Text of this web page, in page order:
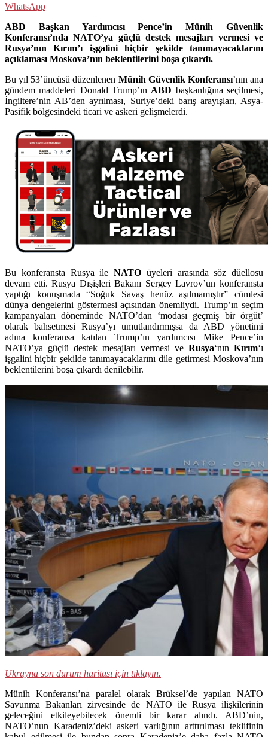
WhatsApp
ABD Başkan Yardımcısı Pence’in Münih Güvenlik
Konferansı’nda NATO’ya güçlü destek mesajları vermesi ve
Rusya’nın Kırım’ı işgalini hiçbir şekilde tanımayacaklarını
açıklaması Moskova’nın beklentilerini boşa çıkardı.
Bu yıl 53’üncüsü düzenlenen Münih Güvenlik Konferansı’nın ana
gündem maddeleri Donald Trump’ın ABD başkanlığına seçilmesi,
İngiltere’nin AB’den ayrılması, Suriye’deki barış arayışları, Asya-
Pasifik bölgesindeki ticari ve askeri gelişmelerdi.
Bu konferansta Rusya ile NATO üyeleri arasında söz düellosu
devam etti. Rusya Dışişleri Bakanı Sergey Lavrov’un konferansta
yaptığı konuşmada “Soğuk Savaş henüz aşılmamıştır” cümlesi
dünya dengelerini göstermesi açısından önemliydi. Trump’ın seçim
kampanyaları döneminde NATO’dan ‘modası geçmiş bir örgüt’
olarak bahsetmesi Rusya’yı umutlandırmışsa da ABD yönetimi
adına konferansa katılan Trump’ın yardımcısı Mike Pence’in
NATO’ya güçlü destek mesajları vermesi ve Rusya‘nın Kırım‘ı
işgalini hiçbir şekilde tanımayacaklarını dile getirmesi Moskova’nın
beklentilerini boşa çıkardı denilebilir.
Ukrayna son durum haritası için tıklayın.
Münih Konferansı’na paralel olarak Brüksel’de yapılan NATO
Savunma Bakanları zirvesinde de NATO ile Rusya ilişkilerinin
geleceğini etkileyebilecek önemli bir karar alındı. ABD’nin,
NATO’nun Karadeniz’deki askeri varlığının arttırılması teklifinin